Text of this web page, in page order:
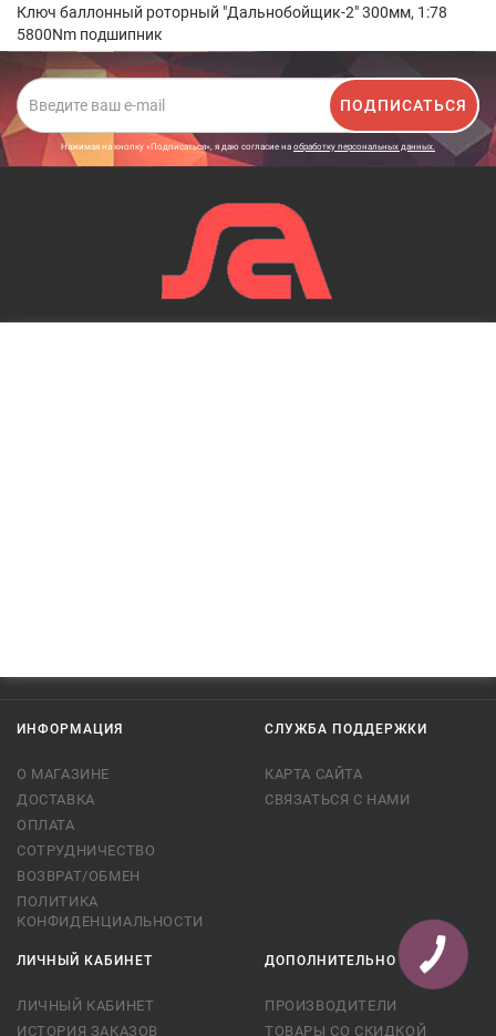
Ключ баллонный роторный "Дальнобойщик-2" 300мм, 1:78
5800Nm подшипник
ПОДПИСАТЬСЯ
Нажимая на кнопку «Подписаться», я даю cогласие на обработку персональных данных.
ИНФОРМАЦИЯ
О МАГАЗИНЕ
ДОСТАВКА
ОПЛАТА
СОТРУДНИЧЕСТВО
ВОЗВРАТ/ОБМЕН
ПОЛИТИКА
КОНФИДЕНЦИАЛЬНОСТИ
СЛУЖБА ПОДДЕРЖКИ
КАРТА САЙТА
СВЯЗАТЬСЯ С НАМИ
ЛИЧНЫЙ КАБИНЕТ
ЛИЧНЫЙ КАБИНЕТ
ИСТОРИЯ ЗАКАЗОВ
ДОПОЛНИТЕЛЬНО
ПРОИЗВОДИТЕЛИ
ТОВАРЫ СО СКИДКОЙ